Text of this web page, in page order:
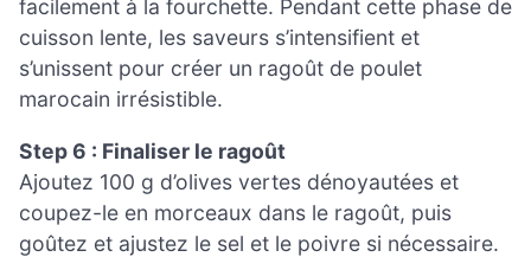
facilement à la fourchette. Pendant cette phase de
cuisson lente, les saveurs s’intensifient et
s’unissent pour créer un ragoût de poulet
marocain irrésistible.
Step 6 : Finaliser le ragoût
Ajoutez 100 g d’olives vertes dénoyautées et
coupez-le en morceaux dans le ragoût, puis
goûtez et ajustez le sel et le poivre si nécessaire.